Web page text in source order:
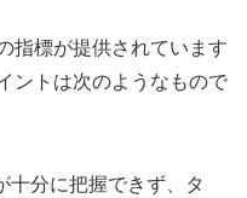
指標が提供されています
ントは次のようなもので
十分に把握できず、タ